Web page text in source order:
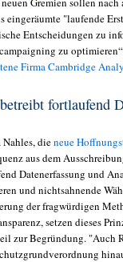
eingeräumte "laufende
Entscheidungen zu
zu optimieren“
Firma Cambridge
fortlaufend
Nahles, dieneue
aus dem
Datenerfassung und
und nichtsahnende
der fragwürdigen
setzen dieses
zur Begründung. "Auch